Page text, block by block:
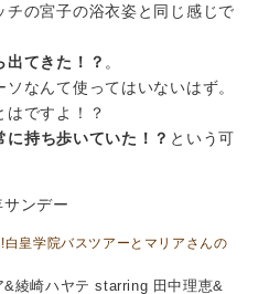
チの宮子の浴衣姿と同じ感じで
出てきた！？ 。
なんて使ってはいないはず。
ですよ！？
に持ち歩いていた！？ という可
ンデー
皇学院バスツアーとマリアさんの
&綾崎ハヤテ starring 田中理恵&